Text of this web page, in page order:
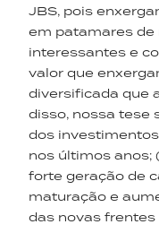
JBS, pois
em patamares
interessantes e
valor que
diversificada que
disso, nossa tese
dos
nos últimos anos;
forte geração de
maturação e
das novas frentes